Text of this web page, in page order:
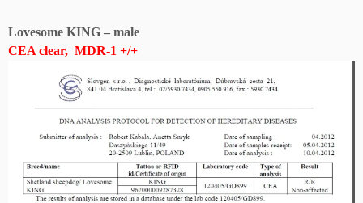
Lovesome KING – male
CEA clear, MDR-1 +/+